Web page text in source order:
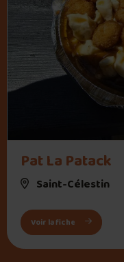
Pat La Patack
Saint-Célestin
Voir la fiche : Pat La Patack